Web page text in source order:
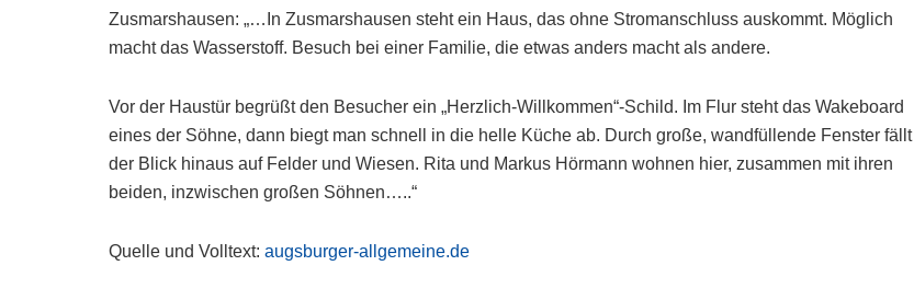
Zusmarshausen: „…In Zusmarshausen steht ein Haus, das ohne Stromanschluss auskommt. Möglich
macht das Wasserstoff. Besuch bei einer Familie, die etwas anders macht als andere.
Vor der Haustür begrüßt den Besucher ein „Herzlich-Willkommen“-Schild. Im Flur steht das Wakeboard
eines der Söhne, dann biegt man schnell in die helle Küche ab. Durch große, wandfüllende Fenster fällt
der Blick hinaus auf Felder und Wiesen. Rita und Markus Hörmann wohnen hier, zusammen mit ihren
beiden, inzwischen großen Söhnen…..“
Quelle und Volltext:augsburger-allgemeine.de